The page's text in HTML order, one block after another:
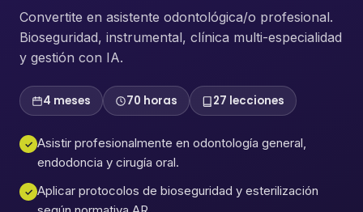
Convertite en asistente odontológica/o profesional.
Bioseguridad, instrumental, clínica multi-especialidad
y gestión con IA.
4 meses 70 horas 27 lecciones
✓ Asistir profesionalmente en odontología general,
endodoncia y cirugía oral.
✓ Aplicar protocolos de bioseguridad y esterilización